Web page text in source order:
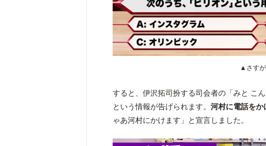
▲さす
すると、伊沢拓司扮する司会者の「みと こ
という情報が告げられます。河村に電話を
ゃあ河村にかけます」と宣言しました。